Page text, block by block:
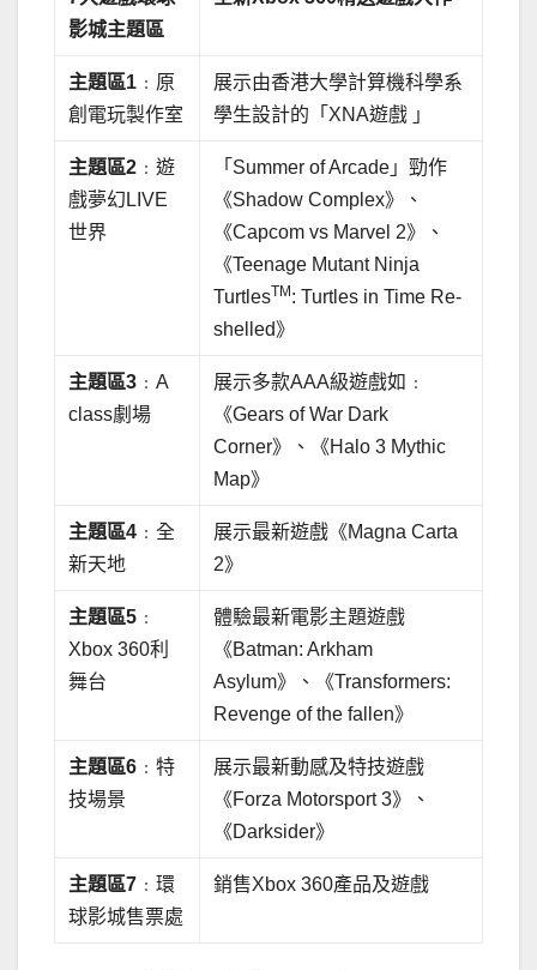
影城主題區
主題區1 ﹕原
創電玩製作室
展示由香港大學計算機科學系
學生設計的「XNA遊戲 」
主題區2 ﹕遊
戲夢幻LIVE
世界
「Summer of Arcade」勁作
《Shadow Complex》、
《Capcom vs Marvel 2》、
《Teenage Mutant Ninja
TurtlesTM : Turtles in Time Re-
shelled》
主題區3 ﹕A
class劇場
展示多款AAA級遊戲如﹕
《Gears of War Dark
Corner》、《Halo 3 Mythic
Map》
主題區4 ﹕全
新天地
展示最新遊戲《Magna Carta
2》
主題區5 ﹕
Xbox 360利
舞台
體驗最新電影主題遊戲
《Batman: Arkham
Asylum》、《Transformers:
Revenge of the fallen》
主題區6 ﹕特
技場景
展示最新動感及特技遊戲
《Forza Motorsport 3》、
《Darksider》
主題區7 ﹕環
球影城售票處
銷售Xbox 360產品及遊戲